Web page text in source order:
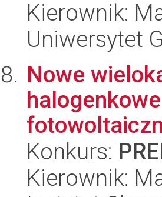
Kierownik:
Uniwersytet
Nowe
Konkurs:
Kierownik: